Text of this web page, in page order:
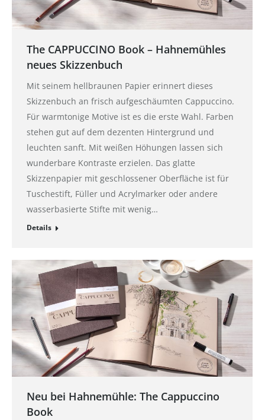
The CAPPUCCINO Book – Hahnemühles
neues Skizzenbuch
Mit seinem hellbraunen Papier erinnert dieses
Skizzenbuch an frisch aufgeschäumten Cappuccino.
Für warmtonige Motive ist es die erste Wahl. Farben
stehen gut auf dem dezenten Hintergrund und
leuchten sanft. Mit weißen Höhungen lassen sich
wunderbare Kontraste erzielen. Das glatte
Skizzenpapier mit geschlossener Oberfläche ist für
Tuschestift, Füller und Acrylmarker oder andere
wasserbasierte Stifte mit wenig…
Details
Neu bei Hahnemühle: The Cappuccino
Book